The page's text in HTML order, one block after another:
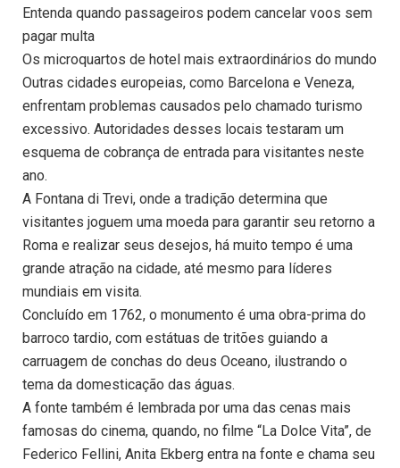
Entenda quando passageiros podem cancelar voos sem
pagar multa
Os microquartos de hotel mais extraordinários do mundo
Outras cidades europeias, como Barcelona e Veneza,
enfrentam problemas causados pelo chamado turismo
excessivo. Autoridades desses locais testaram um
esquema de cobrança de entrada para visitantes neste
ano.
A Fontana di Trevi, onde a tradição determina que
visitantes joguem uma moeda para garantir seu retorno a
Roma e realizar seus desejos, há muito tempo é uma
grande atração na cidade, até mesmo para líderes
mundiais em visita.
Concluído em 1762, o monumento é uma obra-prima do
barroco tardio, com estátuas de tritões guiando a
carruagem de conchas do deus Oceano, ilustrando o
tema da domesticação das águas.
A fonte também é lembrada por uma das cenas mais
famosas do cinema, quando, no filme “La Dolce Vita”, de
Federico Fellini, Anita Ekberg entra na fonte e chama seu